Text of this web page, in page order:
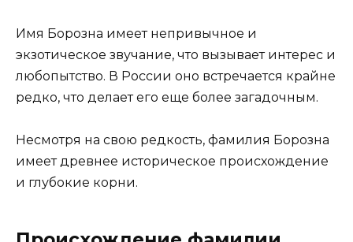
Имя Борозна имеет непривычное и
экзотическое звучание, что вызывает интерес и
любопытство. В России оно встречается крайне
редко, что делает его еще более загадочным.
Несмотря на свою редкость, фамилия Борозна
имеет древнее историческое происхождение
и глубокие корни.